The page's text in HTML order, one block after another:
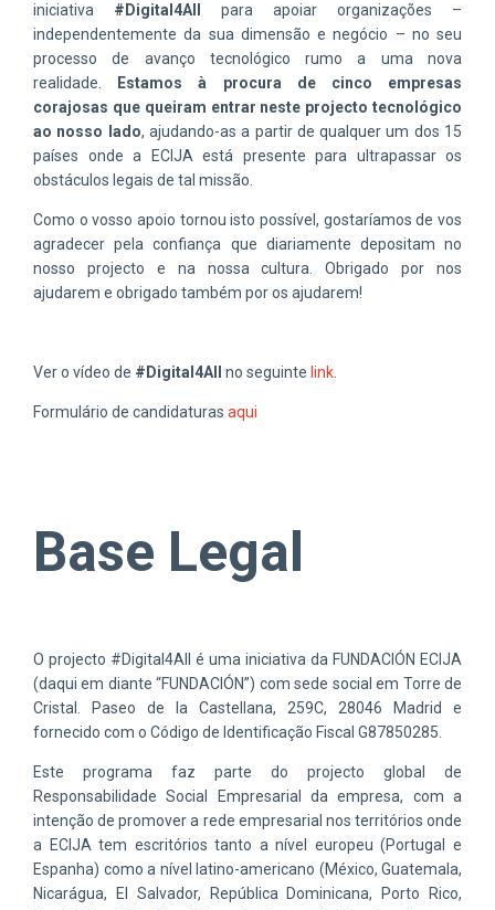
iniciativa #Digital4All
para apoiar organizações –
independentemente da sua dimensão e negócio – no seu
processo de avanço tecnológico rumo a uma nova
realidade.
Estamos à procura de cinco empresas
corajosas que queiram entrar neste projecto tecnológico
ao nosso lado, ajudando-as a partir de qualquer um dos 15
países onde a ECIJA está presente para ultrapassar os
obstáculos legais de tal missão.
Como o vosso apoio tornou isto possível, gostaríamos de vos
agradecer pela confiança que diariamente depositam no
nosso projecto e na nossa cultura. Obrigado por nos
ajudarem e obrigado também por os ajudarem!
Ver o vídeo de #Digital4All no seguinte link.
Formulário de candidaturas aqui
Base Legal
O projecto #Digital4All é uma iniciativa da FUNDACIÓN ECIJA
(daqui em diante “FUNDACIÓN”) com sede social em Torre de
Cristal. Paseo de la Castellana, 259C, 28046 Madrid e
fornecido com o Código de Identificação Fiscal G87850285.
Este programa faz parte do projecto global de
Responsabilidade Social Empresarial da empresa, com a
intenção de promover a rede empresarial nos territórios onde
a ECIJA tem escritórios tanto a nível europeu (Portugal e
Espanha) como a nível latino-americano (México, Guatemala,
Nicarágua, El Salvador, República Dominicana, Porto Rico,